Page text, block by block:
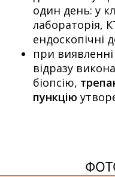
один день: у
лабораторія,
ендоскопічні
при
відразу
біопсію,
пункцію